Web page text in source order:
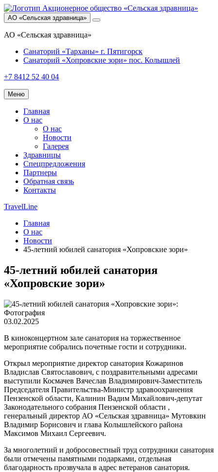
АО «Сельская здравница»
АО «Сельская здравница»
Санаторий «Тарханы» г. Пятигорск
Санаторий «Хопровские зори» пос. Колышлей
+7 8412 52 40 04
Меню
Главная
О нас
О нас
Новости
Галерея
Здравницы
Спецпредложения
Партнеры
Обратная связь
Контакты
TravelLine
Главная
О нас
Новости
45-летний юбилей санатория «Хопровские зори»
45-летний юбилей санатория
«Хопровские зори»
03.02.2025
В киноконцертном зале санатория на торжественное
мероприятие собрались почетные гости и сотрудники.
Открыл мероприятие директор санатория Кожаринов
Владислав Святославович, с поздравительными адресами
выступили Космачев Вячеслав Владимирович-Заместитель
Председателя Правительства-Министр здравоохранения
Пензенской области, Калинин Вадим Михайлович-депутат
Законодательного собрания Пензенской области ,
генеральный директор АО «Сельская здравница» Мутовкин
Владимир Борисович и глава Колышлейского района
Максимов Михаил Сергеевич.
За многолетний и добросовестный труд сотрудники санатория
были отмечены памятными подарками, отдельная
благодарность прозвучала в адрес ветеранов санатория.